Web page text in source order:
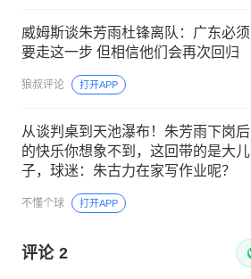
威姆斯谈朱芳雨杜锋离队：广东必须
要走这一步 但相信他们会再次回归
狼叔评论 打开APP
从谈判桌到天池瀑布！朱芳雨下岗后
的快乐你想象不到，这回带的是大儿
子，球迷：朱古力在家写作业呢？
不懂个球 打开APP
评论 2